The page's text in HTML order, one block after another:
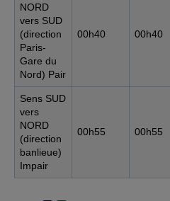
NORD
vers SUD
(direction
Paris-
Gare du
Nord) Pair
00h40 00h40
Sens SUD
vers
NORD
(direction
banlieue)
Impair
00h55 00h55